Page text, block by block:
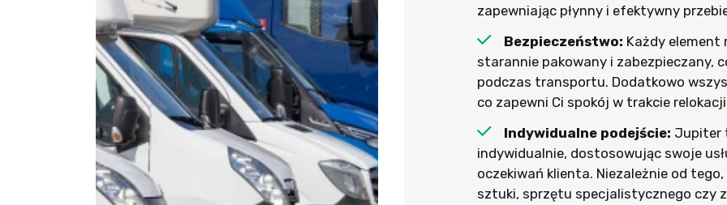
zapewniając płynny i efektywny
Bezpieczeństwo: Każdy element
starannie pakowany i zabezpieczany,
podczas transportu. Dodatkowo
co zapewni Ci spokój w trakcie
Indywidualne podejście: Jupiter
indywidualnie, dostosowując swoje
oczekiwań klienta. Niezależnie od
sztuki, sprzętu specjalistycznego czy